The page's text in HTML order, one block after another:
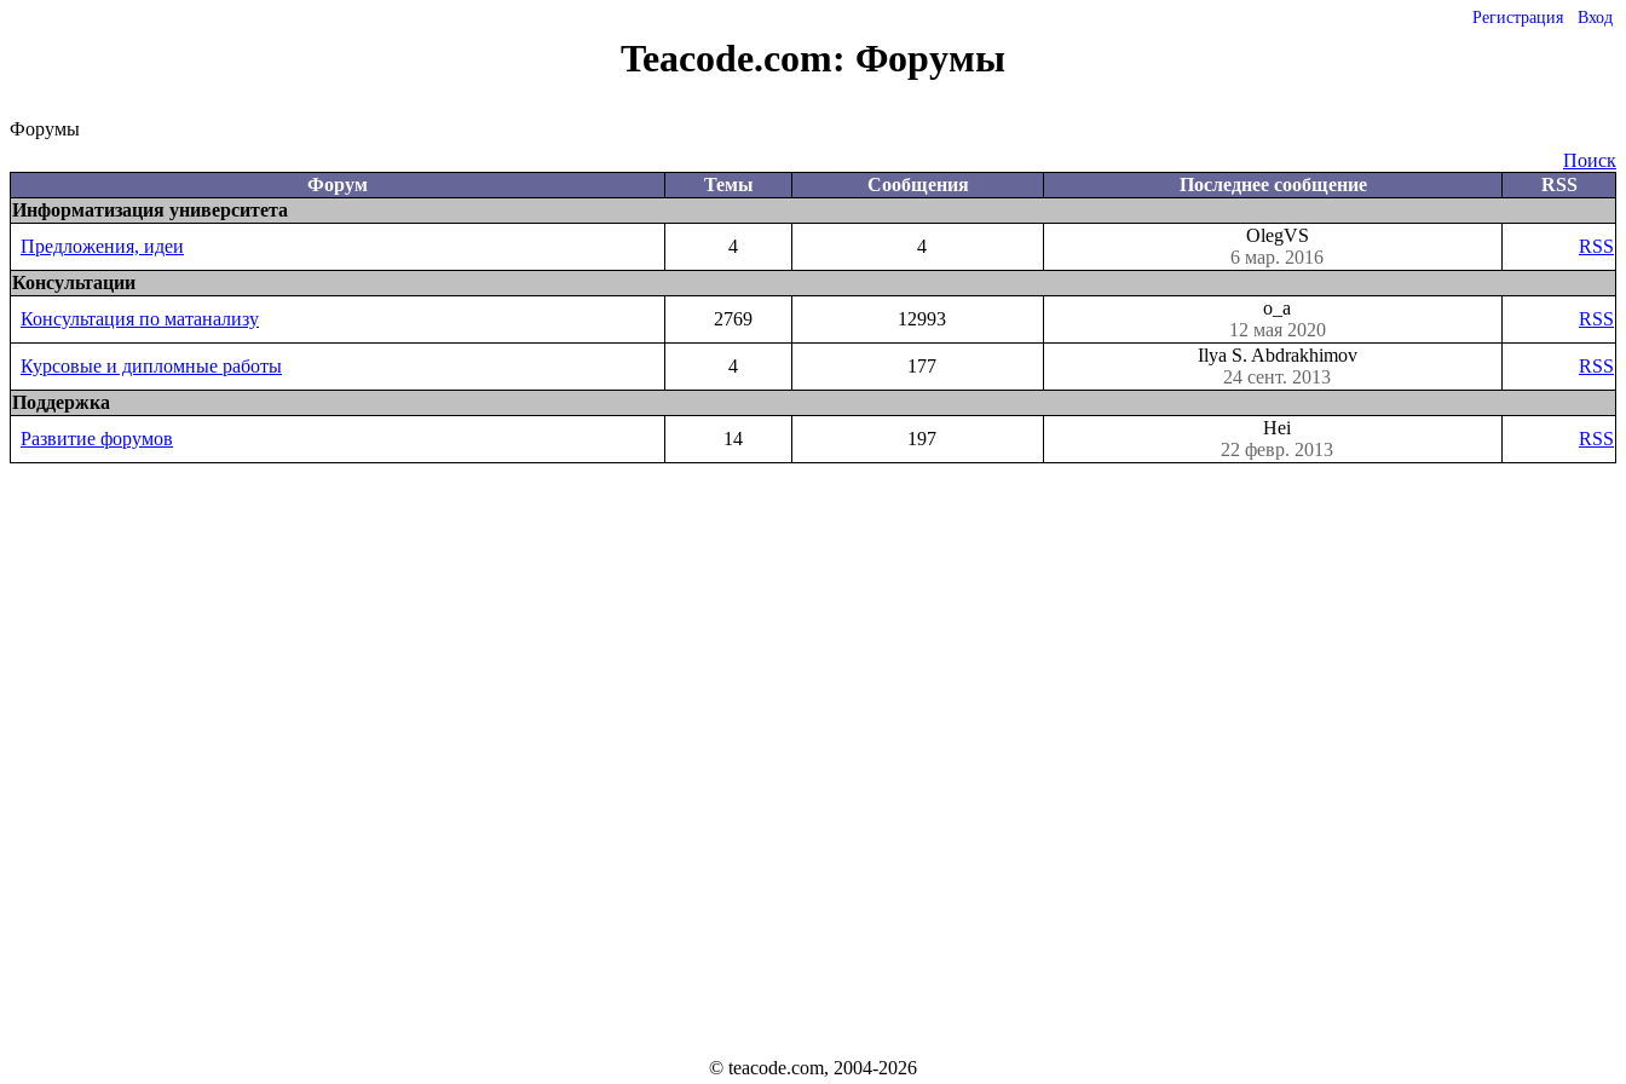
Регистрация Вход
Teacode.com: Форумы
Форумы
Поиск
Форум
Темы Сообщения Последнее сообщение
RSS
Информатизация университета
Предложения, идеи
4 4
OlegVS
6 мар. 2016
RSS
Консультации
Консультация по матанализу
2769 12993
o_a
12 мая 2020
RSS
Курсовые и дипломные работы 4 177
Ilya S. Abdrakhimov
24 сент. 2013
RSS
Поддержка
Развитие форумов
14 197
Hei
22 февр. 2013
RSS
© teacode.com, 2004-2026